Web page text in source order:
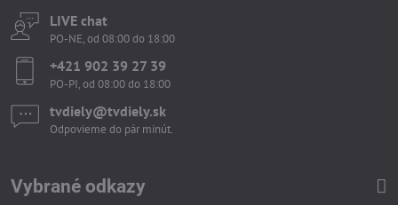
LIVE chat
PO-NE, od 08:00 do 18:00
+421 902 39 27 39
PO-PI, od 08:00 do 18:00
tvdiely​​@tvdiely​​.sk
Odpovieme do pár minút.
Vybrané odkazy